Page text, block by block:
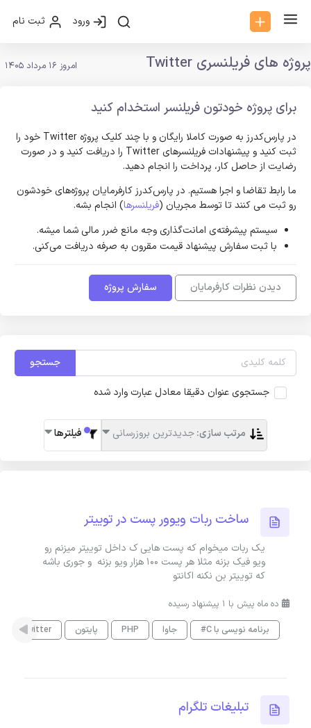
ورود ثبت نام
پروژه های فریلنسری Twitter امروز 16 مرداد 1405
برای پروژه خودتون فریلنسر استخدام کنید
در پارس‌کدرز به صورت کاملا رایگان و با چند کلیک پروژه Twitter خود را
ثبت کنید و پیشنهادات فریلنسر‌های Twitter را دریافت کنید و در صورت
رضایت از حاصل کار، پرداخت را انجام دهید.
ما رابط تقاضا و اجرا هستیم. در پارس‌کدرز کارفرمایان پروژه‌های خودشون
رو ثبت می کنند تا توسط مجریان (فریلنسرها) انجام بشه.
سیستم پیشرفته‌ی امانت‌گذاری وجه مانع ضرر مالی شما میشه.
با ثبت سفارش پیشنهاد قیمت مقرون به صرفه دریافت می‌کنی.
دیدن نظرات کارفرمایان سفارش پروژه
جستجو
جستجوی عنوان دقیقا معادل عبارت وارد شده
مرتب سازی:جدیدترین بروزرسانی فیلترها
ساخت ربات ویوور پست در توییتر
یک ربات میخوام که پست هایی ک داخل توییتر میزنم رو
ویو فیک بزنه مثلا هر پست ۱۰۰ هزار ویو بزنه و جوری باشه
که توییتر بن نکنه اکانتو
ده ماه پیش با 1 پیشنهاد رسیده
برنامه نویسی با C#
جاوا PHP پایتون Twitter
تبلیغات تلگرام